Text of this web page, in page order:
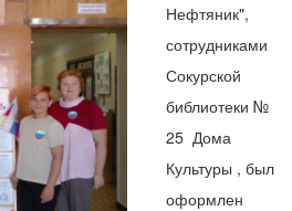
Нефтяник",
сотрудниками
Сокурской
библиотеки №
25 Дома
Культуры , был
оформлен